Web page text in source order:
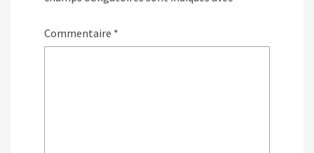
Commentaire *